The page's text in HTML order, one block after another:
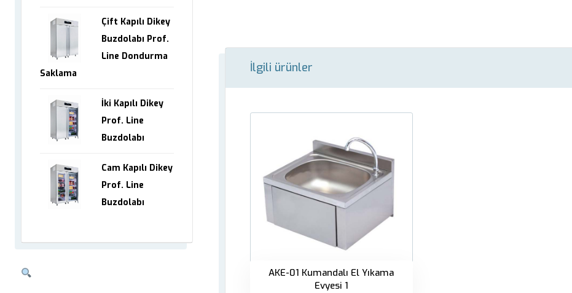
İlgili ürünler
AKE-01 Kumandalı El Yıkama
Evyesi 1
Çift Kapılı Dikey
Buzdolabı Prof.
Line Dondurma
Saklama
İki Kapılı Dikey
Prof. Line
Buzdolabı
Cam Kapılı Dikey
Prof. Line
Buzdolabı